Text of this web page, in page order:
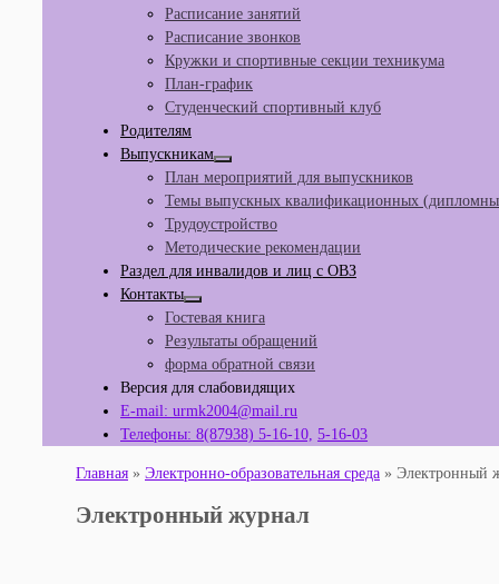
Расписание занятий
Расписание звонков
Кружки и спортивные секции техникума
План-график
Студенческий спортивный клуб
Родителям
Выпускникам
План мероприятий для выпускников
Темы выпускных квалификационных
Трудоустройство
Методические рекомендации
Раздел для инвалидов и лиц с ОВЗ
Контакты
Гостевая книга
Результаты обращений
форма обратной связи
Версия для слабовидящих
E-mail: urmk2004@mail.ru
Телефоны: 8(87938) 5-16-10, 5-16-03
Главная » Электронно-образовательная среда » Электронный
Электронный журнал